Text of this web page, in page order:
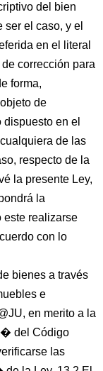
del bien
el caso, y el
en el literal
corrección para
forma,
de
en el
de las
respecto de la
la presente Ley,
la
este realizarse
con lo
bienes a través
e
en merito a la
del Código
las